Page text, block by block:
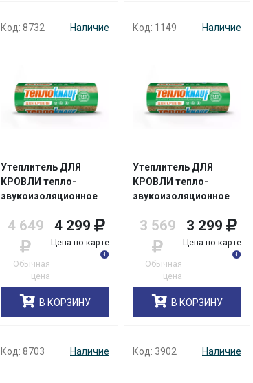
Код: 8732 Наличие
Утеплитель ДЛЯ
КРОВЛИ тепло-
звукоизоляционное
150*1220*5500мм
ТеплоKNAUF/уп1шт/24
4 649
Обычная
цена
4 299
Цена по карте
В КОРЗИНУ
Код: 1149 Наличие
Утеплитель ДЛЯ
КРОВЛИ тепло-
звукоизоляционное
50*1220*6148мм
ТеплоKNAUF/уп2шт/32
3 569
Обычная
цена
3 299
Цена по карте
В КОРЗИНУ
Код: 8703 Наличие Код: 3902 Наличие